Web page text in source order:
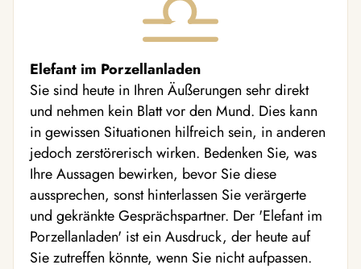
Elefant im Porzellanladen
Sie sind heute in Ihren Äußerungen sehr direkt
und nehmen kein Blatt vor den Mund. Dies kann
in gewissen Situationen hilfreich sein, in anderen
jedoch zerstörerisch wirken. Bedenken Sie, was
Ihre Aussagen bewirken, bevor Sie diese
aussprechen, sonst hinterlassen Sie verärgerte
und gekränkte Gesprächspartner. Der 'Elefant im
Porzellanladen' ist ein Ausdruck, der heute auf
Sie zutreffen könnte, wenn Sie nicht aufpassen.